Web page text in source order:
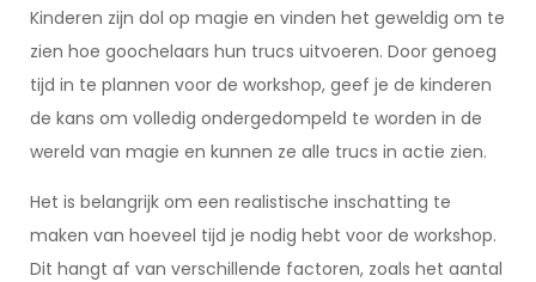
Kinderen zijn dol op magie en vinden het geweldig om te
zien hoe goochelaars hun trucs uitvoeren. Door genoeg
tijd in te plannen voor de workshop, geef je de kinderen
de kans om volledig ondergedompeld te worden in de
wereld van magie en kunnen ze alle trucs in actie zien.
Het is belangrijk om een realistische inschatting te
maken van hoeveel tijd je nodig hebt voor de workshop.
Dit hangt af van verschillende factoren, zoals het aantal